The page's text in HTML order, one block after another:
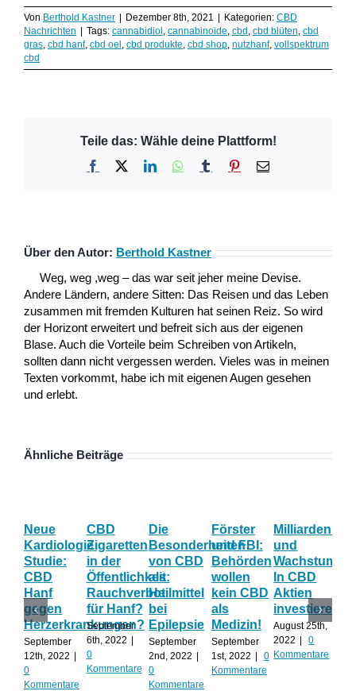
Von Berthold Kastner | Dezember 8th, 2021 | Kategorien: CBD
Nachrichten | Tags: cannabidiol, cannabinoide, cbd, cbd blüten, cbd
gras, cbd hanf, cbd oel, cbd produkte, cbd shop, nutzhanf, vollspektrum
cbd
Teile das: Wähle deine Plattform!
Facebook LinkedInWhatsApp
Tumblr Pinterest
E-
Über den Autor: Berthold Kastner
Weg, weg ,weg – das war seit jeher meine Devise.
Andere Ländern, andere Sitten: Das Reisen und das Leben
zusammen mit fremden Kulturen hat seinen Reiz. So wird
der Horizont erweitert und befreit sich aus der eigenen
Blase. Auch die Vorteile beim Schreiben von Artikeln,
sollten dann nicht vergessen werden. Vieles was in meinen
Texten vorkommt, habe ich mit eigenen Augen gesehen
und erlebt.
Ähnliche Beiträge
Neue
Kardiologie
Studie:
CBD
Hanf
gegen
Herzerkrankungen?
September
12th, 2022
0
Kommentare
CBD
Zigaretten
in der
Öffentlichkeit:
Rauchverbot
für Hanf?
September
6th, 2022
0
Kommentare
Die
Besonderheiten
von CBD
als
Heilmittel
bei
Epilepsie
September
2nd, 2022
0
Kommentare
Förster
und FBI:
Behörden
wollen
kein CBD
als
Medizin!
September
1st, 2022
0
Kommentare
und
Wachstum:
In CBD
Aktien
investieren?
August 25th,
2022
0
Kommentare